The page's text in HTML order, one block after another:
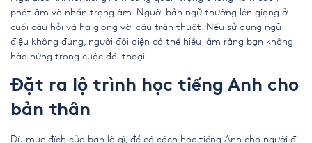
phát âm và nhấn trọng âm. Người bản ngữ thường lên giọng ở
cuối câu hỏi và hạ giọng với câu trần thuật. Nếu sử dụng ngữ
điệu không đúng, người đối diện có thể hiểu lầm rằng bạn không
hào hứng trong cuộc đối thoại.
Đặt ra lộ trình học tiếng Anh cho
bản thân
Dù mục đích của bạn là gì, để có cách học tiếng Anh cho người đi